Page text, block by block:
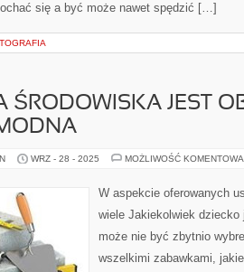
się a być może nawet spędzić […]
ŚRODOWISKA JEST
WRZ - 28 - 2025 MOŻLIWOŚĆ
W aspekcie oferowanych
wiele Jakiekolwiek
może nie być zbytnio
wszelkimi zabawkami,